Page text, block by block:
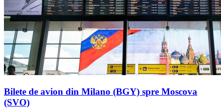
Bilete de avion din Milano (BGY) spre Moscova
(SVO)